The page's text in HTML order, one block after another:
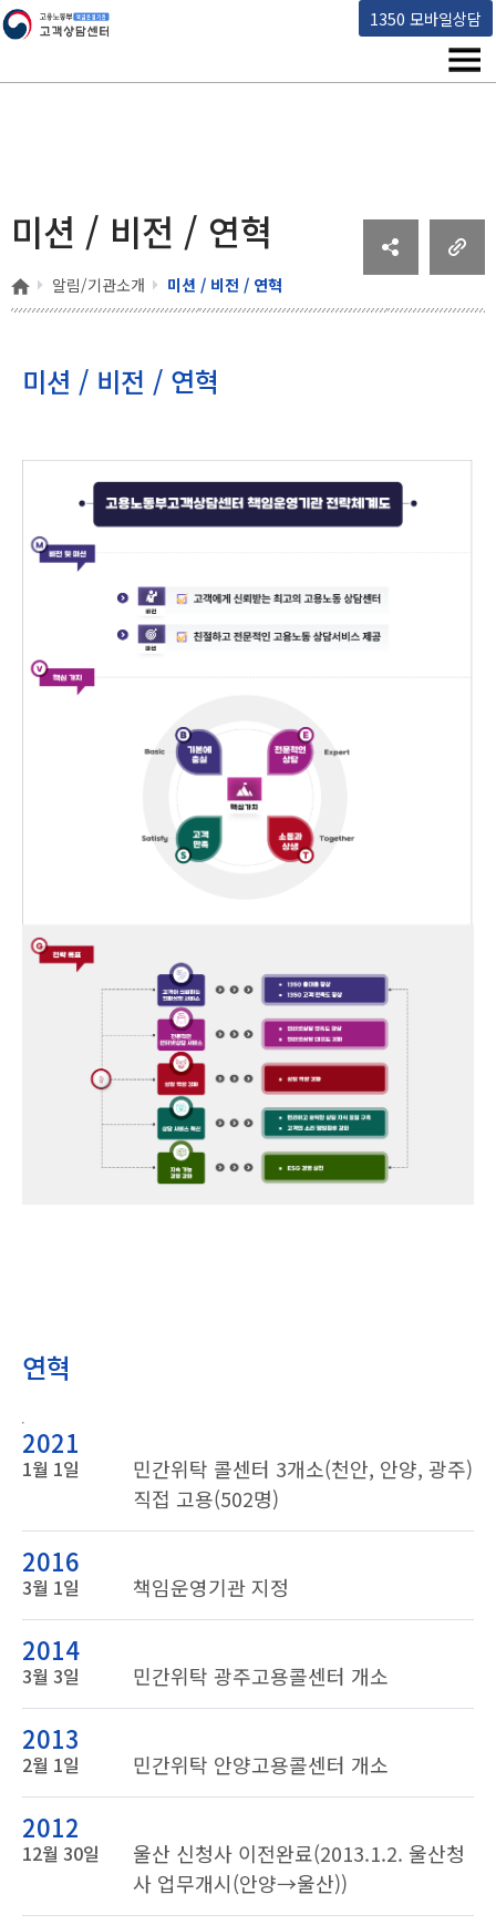
1350 모바일상담
고용노동부 책임운영기관 고객상담센터
메
미션 / 비전 / 연혁
홈 알림/기관소개 미션 / 비전 / 연혁
미션 / 비전 / 연혁
연혁
2021
1월 1일
민간위탁 콜센터 3개소(천안, 안양, 광주)
직접 고용(502명)
2016
3월 1일 책임운영기관 지정
2014
3월 3일 민간위탁 광주고용콜센터 개소
2013
2월 1일 민간위탁 안양고용콜센터 개소
2012
12월 30일
울산 신청사 이전완료(2013.1.2. 울산청
사 업무개시(안양→울산))